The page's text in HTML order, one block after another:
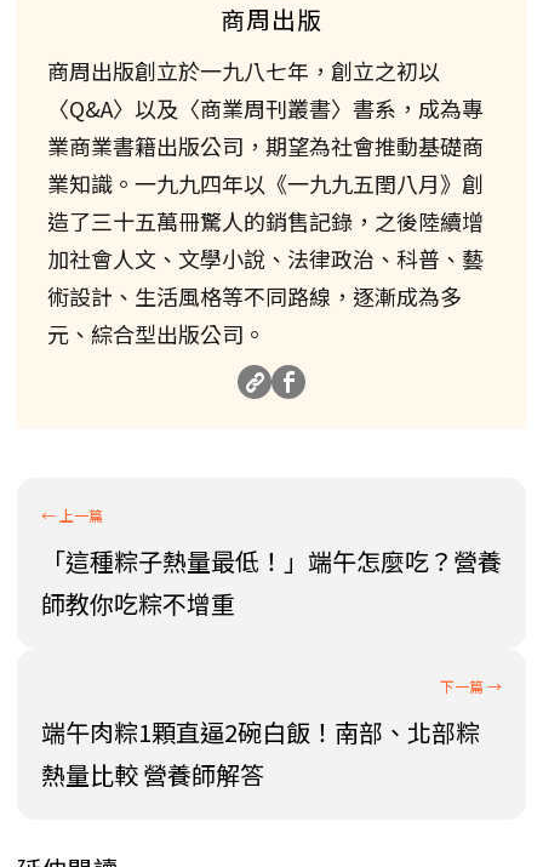
商周出版
商周出版創立於一九八七年，創立之初以
〈Q&A〉以及〈商業周刊叢書〉書系，成為專
業商業書籍出版公司，期望為社會推動基礎商
業知識。一九九四年以《一九九五閏八月》創
造了三十五萬冊驚人的銷售記錄，之後陸續增
加社會人文、文學小說、法律政治、科普、藝
術設計、生活風格等不同路線，逐漸成為多
元、綜合型出版公司。
「這種粽子熱量最低！」端午怎麼吃？營養
師教你吃粽不增重
端午肉粽1顆直逼2碗白飯！南部、北部粽
熱量比較 營養師解答